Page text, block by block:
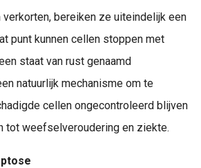
verkorten, bereiken ze uiteindelijk een
punt kunnen cellen stoppen met
staat van rust genaamd
natuurlijk mechanisme om te
cellen ongecontroleerd blijven
tot weefselveroudering en ziekte.